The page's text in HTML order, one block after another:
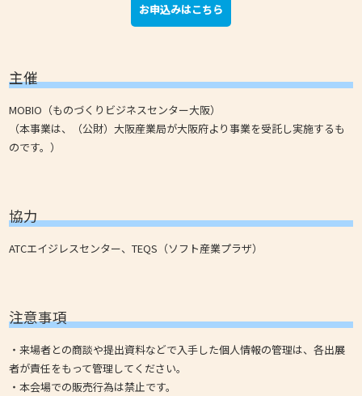
お申込みはこちら
主催
MOBIO（ものづくりビジネスセンター大阪）
（本事業は、（公財）大阪産業局が大阪府より事業を受託し実施するも
のです。）
協力
ATCエイジレスセンター、TEQS（ソフト産業プラザ）
注意事項
・来場者との商談や提出資料などで入手した個人情報の管理は、各出展
者が責任をもって管理してください。
・本会場での販売行為は禁止です。